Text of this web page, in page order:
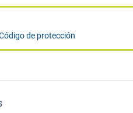
de protección